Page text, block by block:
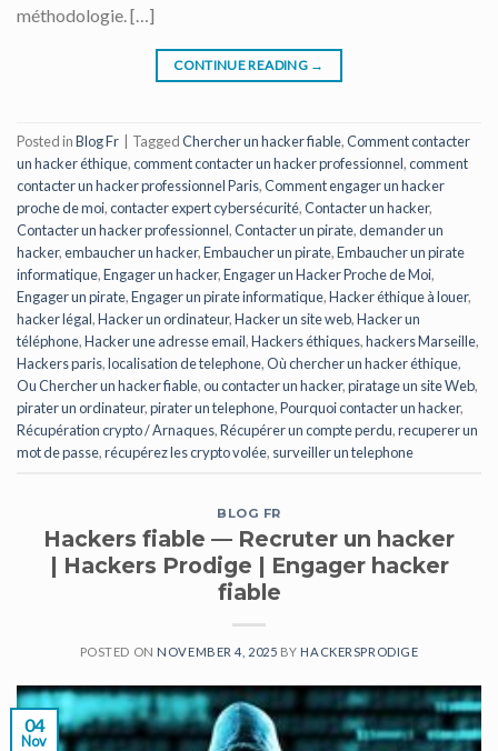
méthodologie. […]
CONTINUE READING →
Posted inBlog Fr TaggedChercher un hacker fiable,Comment contacter
un hacker éthique,comment contacter un hacker professionnel,comment
contacter un hacker professionnel Paris,Comment engager un hacker
proche de moi,contacter expert cybersécurité,Contacter un hacker,
Contacter un hacker professionnel,Contacter un pirate,demander un
hacker,embaucher un hacker,Embaucher un pirate,Embaucher un pirate
informatique,Engager un hacker,Engager un Hacker Proche de Moi,
Engager un pirate,Engager un pirate informatique,Hacker éthique à louer,
hacker légal,Hacker un ordinateur,Hacker un site web,Hacker un
téléphone,Hacker une adresse email,Hackers éthiques,hackers Marseille,
Hackers paris,localisation de telephone,Où chercher un hacker éthique,
Ou Chercher un hacker fiable,ou contacter un hacker,piratage un site Web,
pirater un ordinateur,pirater un telephone,Pourquoi contacter un hacker,
Récupération crypto / Arnaques,Récupérer un compte perdu,recuperer un
mot de passe,récupérez les crypto volée, surveiller un telephone
BLOG FR
Hackers fiable — Recruter un hacker
| Hackers Prodige | Engager hacker
fiable
POSTED ON NOVEMBER 4, 2025 BY HACKERSPRODIGE
04
Nov